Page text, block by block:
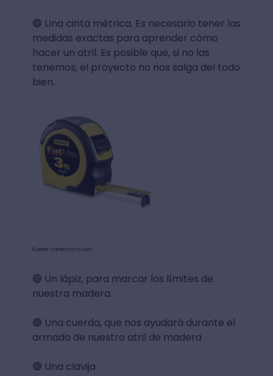
🟣 Una cinta métrica. Es necesario tener las
medidas exactas para aprender cómo
hacer un atril. Es posible que, si no las
tenemos, el proyecto no nos salga del todo
bien.
Fuente: comercturro.com
🟣 Un lápiz, para marcar los límites de
nuestra madera.
🟣 Una cuerda, que nos ayudará durante el
armado de nuestro atril de madera
🟣 Una clavija